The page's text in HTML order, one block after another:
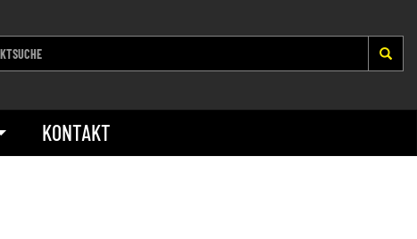
KONTAKT